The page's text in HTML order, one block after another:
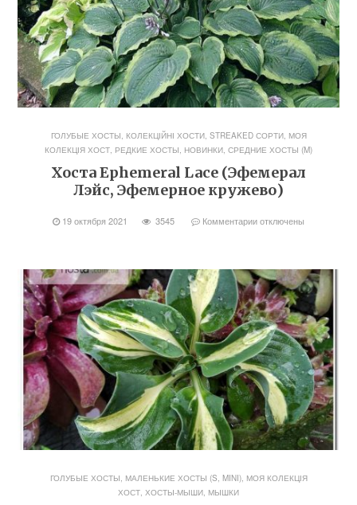
ГОЛУБЫЕ ХОСТЫ КОЛЕКЦІЙНІ ХОСТИ, STREAKED СОРТИ, МОЯ
КОЛЕКЦІЯ ХОСТ РЕДКИЕ ХОСТЫ, НОВИНКИ СРЕДНИЕ ХОСТЫ (M)
Хоста Ephemeral Lace (Эфемерал
Лэйс, Эфемерное кружево)
19 октября 2021 3545 Комментарииотключены
ГОЛУБЫЕ ХОСТЫ, МАЛЕНЬКИЕ ХОСТЫ (S, MINI), МОЯ КОЛЕКЦІЯ
ХОСТ, ХОСТЫ-МЫШИ, МЫШКИ